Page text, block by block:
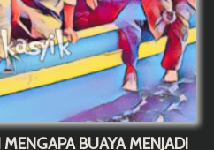
BUAYA MENJADI